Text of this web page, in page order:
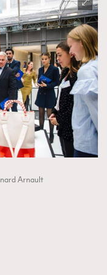
Arnault